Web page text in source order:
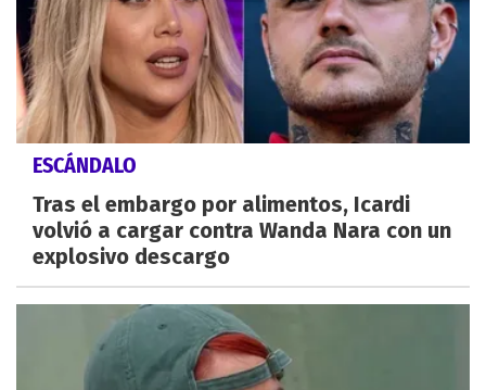
ESCÁNDALO
Tras el embargo por alimentos, Icardi
volvió a cargar contra Wanda Nara con un
explosivo descargo